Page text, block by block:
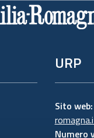
URP
Sito web:
Numero